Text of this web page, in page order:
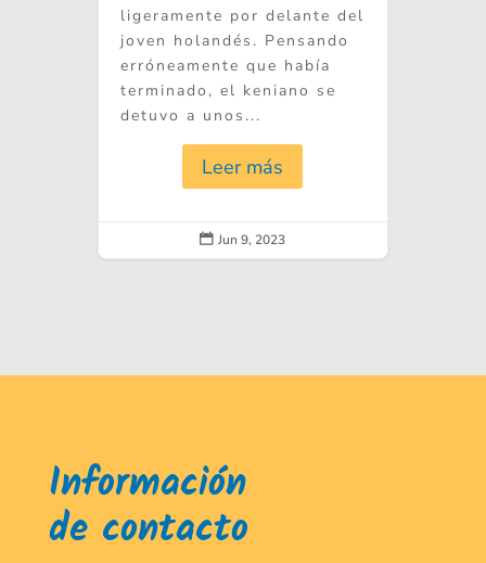
ligeramente por delante del
joven holandés. Pensando
erróneamente que había
terminado, el keniano se
detuvo a unos...
Leer más
 Jun 9, 2023
Información
de contacto